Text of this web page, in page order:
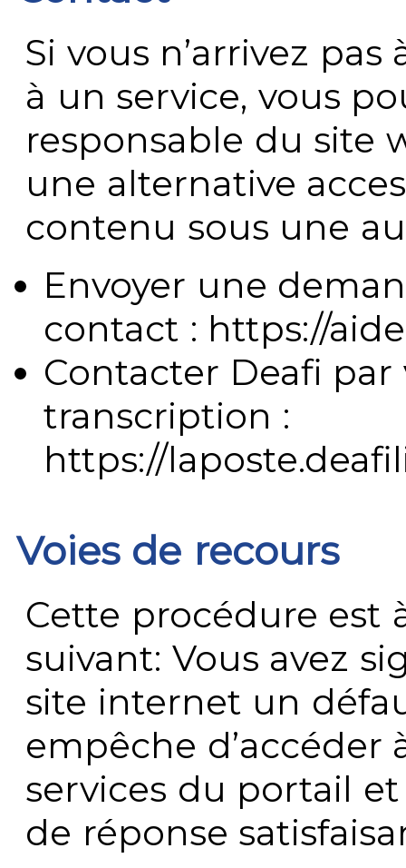
Si vous n’arrivez
à un service, vous
responsable du site
une alternative
contenu sous une
Envoyer une
contact : https://
Contacter Deafi
transcription :
https://
Voies de recours
Cette procédure est
suivant: Vous avez
site internet un
empêche
services du portail
de réponse